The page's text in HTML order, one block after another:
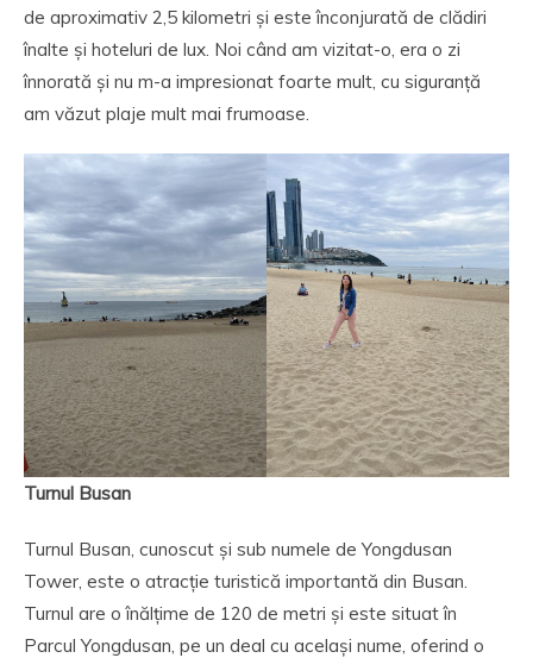
de aproximativ 2,5 kilometri și este înconjurată de clădiri
înalte și hoteluri de lux. Noi când am vizitat-o, era o zi
înnorată și nu m-a impresionat foarte mult, cu siguranță
am văzut plaje mult mai frumoase.
Turnul Busan
Turnul Busan, cunoscut și sub numele de Yongdusan
Tower, este o atracție turistică importantă din Busan.
Turnul are o înălțime de 120 de metri și este situat în
Parcul Yongdusan, pe un deal cu același nume, oferind o